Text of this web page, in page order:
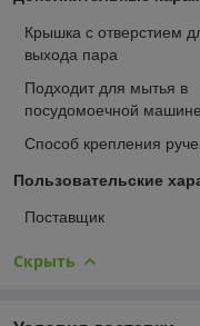
Крышка с отверстием
выхода пара
Подходит для мытья в
посудомоечной машине
Способ крепления
Пользовательские
Поставщик
Скрыть